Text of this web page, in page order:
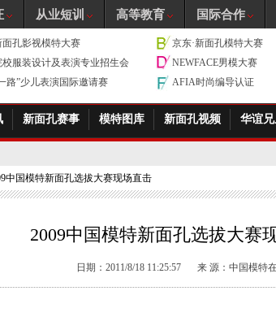
面孔影视模特大赛
京东·新面孔模特大赛
校服装设计及表演专业招生会
NEWFACE男模大赛
路”少儿表演国际邀请赛
AFIA时尚编导认证
新面孔赛事 模特图库 新面孔视频 华谊
中国模特新面孔选拔大赛现场直击
2009中国模特新面孔选拔大赛
日期：2011/8/18 11:25:57 来 源：中国模特
从业短训 高等教育 国际合作